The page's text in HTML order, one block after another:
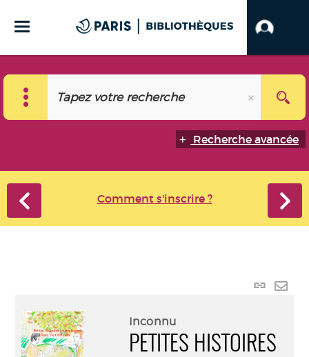
Recherche avancée
Comment s'inscrire ?
Lien
Inconnu
PETITES HISTOIRES